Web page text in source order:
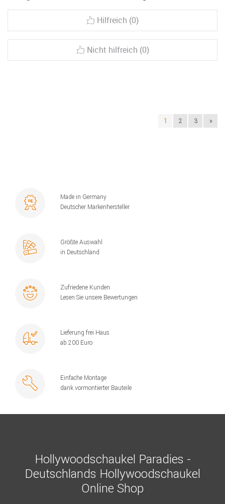
Hilfreich (0)
Nicht hilfreich (0)
1 2 3 »
Made in Germany
Deutscher Markenhersteller
Größte Auswahl
in Deutschland
Zufriedene Kunden
Lesen Sie unsere Bewertungen
Lieferung frei Haus
ab 200 Euro
Einfache Montage
dank vormontierter Bauteile
Hollywoodschaukel Paradies -
Deutschlands Hollywoodschaukel
Online Shop